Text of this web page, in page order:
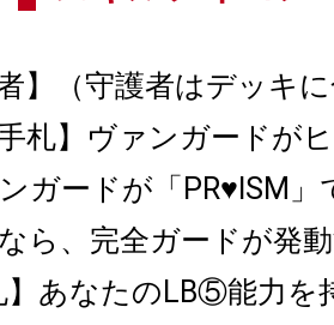
者】（守護者はデッキ
札】ヴァンガードが
ガードが「PR♥ISM
ら、完全ガードが発
】あなたのLB⑤能力を